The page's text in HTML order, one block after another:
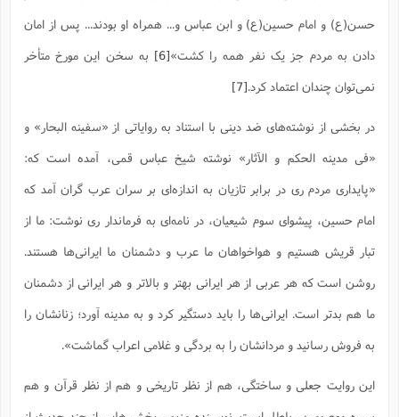
حسن(ع) و امام حسین(ع) و ابن عباس و... همراه او بودند... پس از امان
دادن به مردم جز یک نفر همه را کشت»[6]
به سخن این مورخ متأخر
نمی‌توان چندان اعتماد کرد.[7]
در بخشی از نوشته‌های ضد دینی با استناد به روایاتی از «سفینه البحار» و
«فی مدینه الحکم و الآثار» نوشته شیخ عباس قمی، آمده است که:
«پایداری مردم ری در برابر تازیان به اندازه‌ای بر سران عرب گران آمد که
امام حسین، پیشوای سوم شیعیان، در نامه‌ای به فرماندار ری نوشت: ما از
تبار قریش هستیم و هواخواهان ما عرب و دشمنان ما ایرانی‌ها هستند.
روشن است که هر عربی از هر ایرانی بهتر و بالاتر و هر ایرانی از دشمنان
ما هم بدتر است. ایرانی‌ها را باید دستگیر کرد و به مدینه آورد؛ زنانشان را
به فروش رسانید و مردانشان را به بردگی و غلامی اعراب گماشت».
این روایت جعلی و ساختگی، هم از نظر تاریخی و هم از نظر قرآن و هم